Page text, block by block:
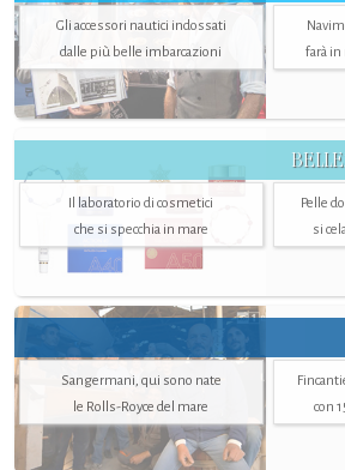
Gli accessori nautici indossati
dalle più belle imbarcazioni
farà in
Il laboratorio di cosmetici
che si specchia in mare
Pelle
si
Sangermani, qui sono nate
le Rolls-Royce del mare
con